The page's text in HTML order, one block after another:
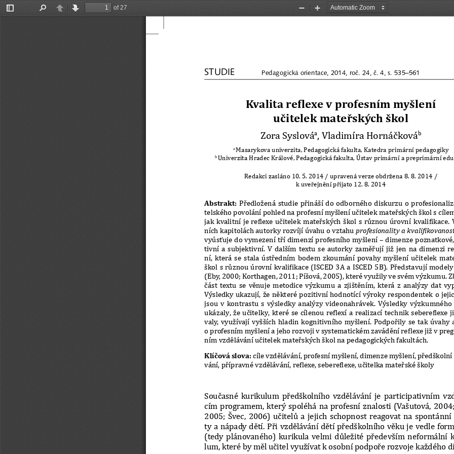
Toggle
PreviousNext
of 27
Zoom
Zoom
Pedagogická orientace, 2014, roč. 24, č. 4, s. 535–561
STUDIE
Kvalita reβlexe v profesním myšlení
učitelek mateřských škol
Zora Syslováa, Vladimíra Hornáčkováb
a Masarykova univerzita, Pedagogická fakulta, Katedra primární pedagogiky
b Univerzita Hradec Králové, Pedagogická fakulta, Ústav primární a preprimární
Redakci zasláno 10. 5. 2014 / upravená verze obdržena 8. 8. 2014 /
k uveřejnění přijato 12. 8. 2014
Abstrakt: Předložená studie přináší do odborného diskurzu o profesionaliz
telského povolání pohled na profesní myšlení učitelek mateřských škol s
jak kvalitní je reβlexe učitelek mateřských škol s různou úrovní kvaliβikace.
ních kapitolách autorky rozvíjí úvahu o vztahu profesionality a kvaliϔ
vyúsťuje do vymezení tří dimenzí profesního myšlení – dimenze p
tivní a subjektivní. V dalším textu se autorky zaměřují již jen na dimenzi
ní, která se stala ústředním bodem zkoumání povahy myšlení učitelek
škol s různou úrovní kvaliβikace (ISCED 3A a ISCED 5B). Představují modely
(Eby, 2000; Korthagen, 2011; Píšová, 2005), které využily ve svém výzkumu.
část textu se věnuje metodice výzkumu a zjištěním, která z analýzy dat
Výsledky ukazují, že některé pozitivní hodnotící výroky respondentek o
jsou v kontrastu s výsledky analýzy videonahrávek. Výsledky výz
ukázaly, že učitelky, které se cílenou reflexí a realizací technik sebereβlexe
valy, využívají vyšších hladin kognitivního myšlení. Podpořily se tak úvahy
o profesním myšlení a jeho rozvoji v systematickém zavádění reβlexe již v
ním vzdělávání učitelek mateřských škol na pedagogických fakultách.
Klíčová slova: cíle vzdělávání, profesní myšlení, dimenze myšlení, předškolní
vání, přípravné vzdělávání, reβlexe, sebereβlexe, učitelka mateřské školy
Současné kurikulum předškolního vzdělávání je participativním v
cím programem, který spoléhá na profesní znalosti (Vašutová, 20
2005; Švec, 2006) učitelů a jejich schopnost reagovat na spontánní
ty a nápady dětí. Při vzdělávání dětí předškolního věku je vedle
(tedy plánovaného) kurikula velmi důležité především neformální
lum, které by měl učitel využívat k osobní podpoře rozvoje každého